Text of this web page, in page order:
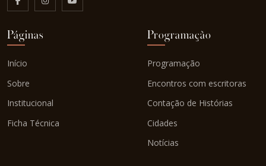
Páginas
Início
Sobre
Institucional
Ficha Técnica
Programação
Programação
Encontros com escritoras
Contação de Histórias
Cidades
Notícias